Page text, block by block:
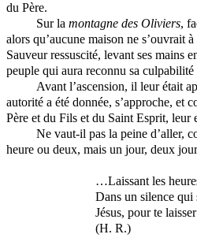
du Père.
Sur la montagne des Oliviers,
alors qu’aucune maison ne s’ouvrait
Sauveur ressuscité, levant ses mains
peuple qui aura reconnu sa
Avant l’ascension, il leur était
autorité a été donnée, s’approche, et
Père et du Fils et du Saint Esprit, leur
Ne vaut-il pas la peine d’aller,
heure ou deux, mais un jour, deux
…Laissant les
Dans un silence qui
Jésus, pour te
(H. R.)